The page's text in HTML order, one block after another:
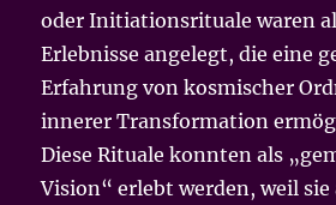
oder Initiationsrituale waren
Erlebnisse angelegt, die eine
Erfahrung von kosmischer
innerer Transformation
Diese Rituale konnten als
Vision“ erlebt werden, weil